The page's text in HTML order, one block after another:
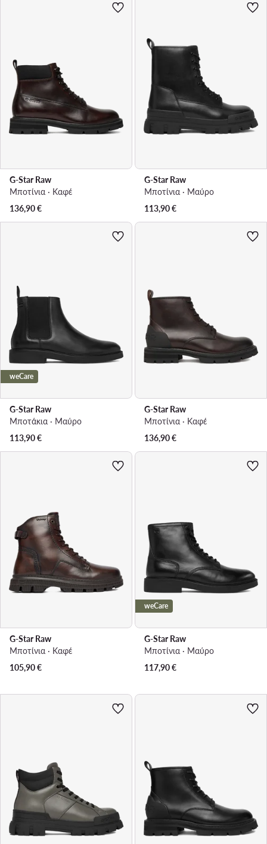
G-Star Raw
Μποτίνια · Καφέ
136,90€
G-Star Raw
Μποτίνια · Μαύρο
113,90€
weCare
G-Star Raw
Μποτάκια · Μαύρο
113,90€
G-Star Raw
Μποτίνια · Καφέ
136,90€
G-Star Raw
Μποτίνια · Καφέ
105,90€
weCare
G-Star Raw
Μποτίνια · Μαύρο
117,90€